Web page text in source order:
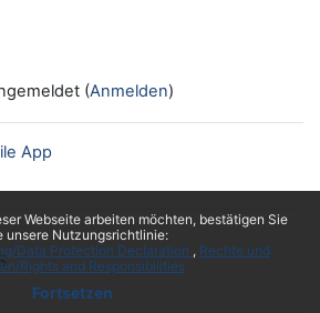
Webseite arbeiten möchten, bestätigen Sie
unsere Nutzungsrichtlinie:
Data Protection Declaration
Rechte und
Rights and Responsibilities
Fortsetzen
(Anmelden)
App